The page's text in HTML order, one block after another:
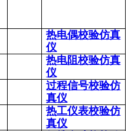
热电偶校验仿真
仪
热电阻校验仿真
仪
过程信号校验仿
真仪
热工仪表校验仿
真仪